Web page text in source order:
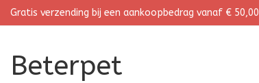
Gratis verzending bij een aankoopbedrag vanaf € 50,00
Beterpet